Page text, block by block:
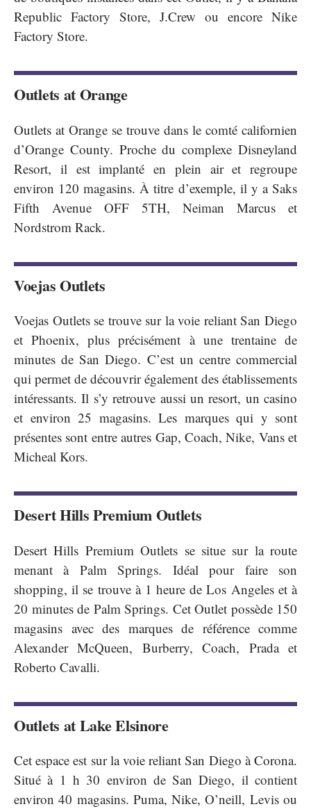
Republic Factory Store, J.Crew ou encore Nike
Factory Store.
Outlets at Orange
Outlets at Orange se trouve dans le comté californien
d’Orange County. Proche du complexe Disneyland
Resort, il est implanté en plein air et regroupe
environ 120 magasins. À titre d’exemple, il y a Saks
Fifth Avenue OFF 5TH, Neiman Marcus et
Nordstrom Rack.
Voejas Outlets
Voejas Outlets se trouve sur la voie reliant San Diego
et Phoenix, plus précisément à une trentaine de
minutes de San Diego. C’est un centre commercial
qui permet de découvrir également des établissements
intéressants. Il s’y retrouve aussi un resort, un casino
et environ 25 magasins. Les marques qui y sont
présentes sont entre autres Gap, Coach, Nike, Vans et
Micheal Kors.
Desert Hills Premium Outlets
Desert Hills Premium Outlets se situe sur la route
menant à Palm Springs. Idéal pour faire son
shopping, il se trouve à 1 heure de Los Angeles et à
20 minutes de Palm Springs. Cet Outlet possède 150
magasins avec des marques de référence comme
Alexander McQueen, Burberry, Coach, Prada et
Roberto Cavalli.
Outlets at Lake Elsinore
Cet espace est sur la voie reliant San Diego à Corona.
Situé à 1 h 30 environ de San Diego, il contient
environ 40 magasins. Puma, Nike, O’neill, Levis ou